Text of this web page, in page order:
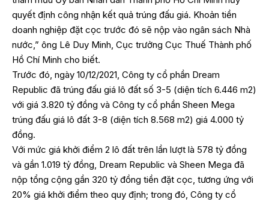
quyết định công nhận kết quả trúng đấu giá. Khoản tiền
doanh nghiệp đặt cọc trước đó sẽ nộp vào ngân sách Nhà
nước,” ông Lê Duy Minh, Cục trưởng Cục Thuế Thành phố
Hồ Chí Minh cho biết.
Trước đó, ngày 10/12/2021, Công ty cổ phần Dream
Republic đã trúng đấu giá lô đất số 3-5 (diện tích 6.446 m2)
với giá 3.820 tỷ đồng và Công ty cổ phần Sheen Mega
trúng đấu giá lô đất 3-8 (diện tích 8.568 m2) giá 4.000 tỷ
đồng.
Với mức giá khởi điểm 2 lô đất trên lần lượt là 578 tỷ đồng
và gần 1.019 tỷ đồng, Dream Republic và Sheen Mega đã
nộp tổng cộng gần 320 tỷ đồng tiền đặt cọc, tương ứng với
20% giá khởi điểm theo quy định; trong đó, Công ty cổ